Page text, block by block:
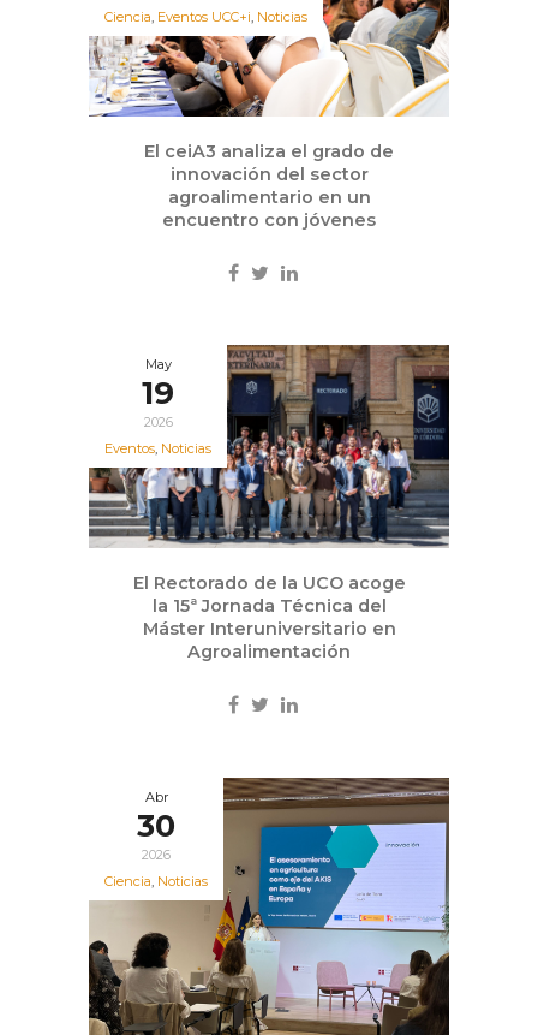
Ciencia, Eventos UCC+i, Noticias
El ceiA3 analiza el grado de
innovación del sector
agroalimentario en un
encuentro con jóvenes
May
19
2026
Eventos, Noticias
El Rectorado de la UCO acoge
la 15ª Jornada Técnica del
Máster Interuniversitario en
Agroalimentación
Abr
30
2026
Ciencia, Noticias